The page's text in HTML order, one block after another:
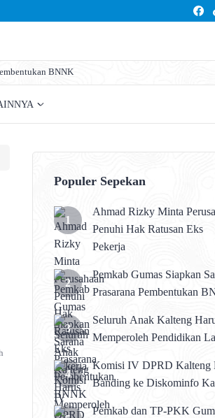
BNNK
Populer Sepekan
Ahmad Rizky Minta
Penuhi Hak Ratusan Eks
Pekerja
Pemkab Gumas Siapkan
Prasarana Pembentukan
Seluruh Anak Kalteng
Memperoleh Pendidikan
Komisi IV DPRD Kalteng
Banding ke Diskominfo
Pemkab dan TP-PKK